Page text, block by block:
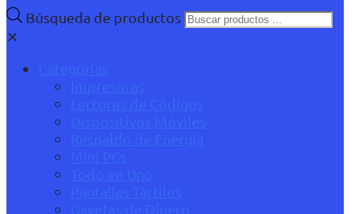
Búsqueda de productos
✕
Categorías
Impresoras
Lectores de Códigos
Dispositivos Móviles
Respaldo de Energía
Mini PCs
Todo en Uno
Pantallas Táctiles
Gavetas de Dinero